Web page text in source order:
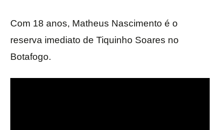
Com 18 anos, Matheus Nascimento é o
reserva imediato de Tiquinho Soares no
Botafogo.